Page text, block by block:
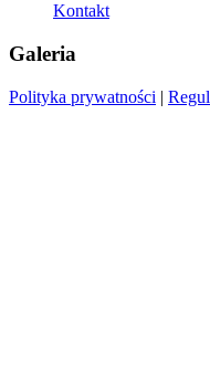
Kontakt
Galeria
Polityka prywatności |